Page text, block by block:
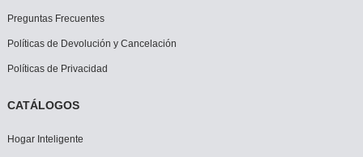
Preguntas Frecuentes
Políticas de Devolución y Cancelación
Políticas de Privacidad
CATÁLOGOS
Hogar Inteligente